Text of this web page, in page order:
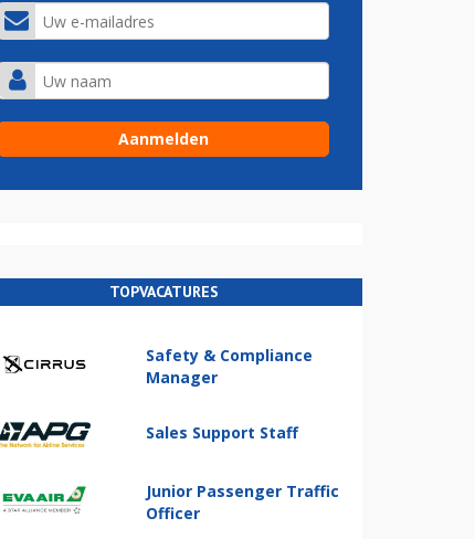
TOPVACATURES
Safety & Compliance
Manager
Sales Support Staff
Junior Passenger Traffic
Officer